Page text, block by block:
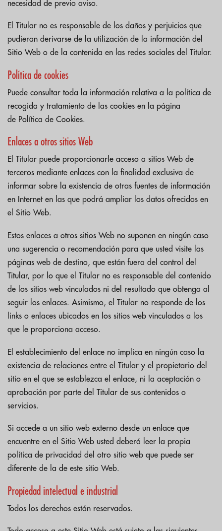
necesidad de previo aviso.
El Titular no es responsable de los daños y perjuicios que
pudieran derivarse de la utilización de la información del
Sitio Web o de la contenida en las redes sociales del Titular.
Política de cookies
Puede consultar toda la información relativa a la política de
recogida y tratamiento de las cookies en la página
de Política de Cookies.
Enlaces a otros sitios Web
El Titular puede proporcionarle acceso a sitios Web de
terceros mediante enlaces con la finalidad exclusiva de
informar sobre la existencia de otras fuentes de información
en Internet en las que podrá ampliar los datos ofrecidos en
el Sitio Web.
Estos enlaces a otros sitios Web no suponen en ningún caso
una sugerencia o recomendación para que usted visite las
páginas web de destino, que están fuera del control del
Titular, por lo que el Titular no es responsable del contenido
de los sitios web vinculados ni del resultado que obtenga al
seguir los enlaces. Asimismo, el Titular no responde de los
links o enlaces ubicados en los sitios web vinculados a los
que le proporciona acceso.
El establecimiento del enlace no implica en ningún caso la
existencia de relaciones entre el Titular y el propietario del
sitio en el que se establezca el enlace, ni la aceptación o
aprobación por parte del Titular de sus contenidos o
servicios.
Si accede a un sitio web externo desde un enlace que
encuentre en el Sitio Web usted deberá leer la propia
política de privacidad del otro sitio web que puede ser
diferente de la de este sitio Web.
Propiedad intelectual e industrial
Todos los derechos están reservados.